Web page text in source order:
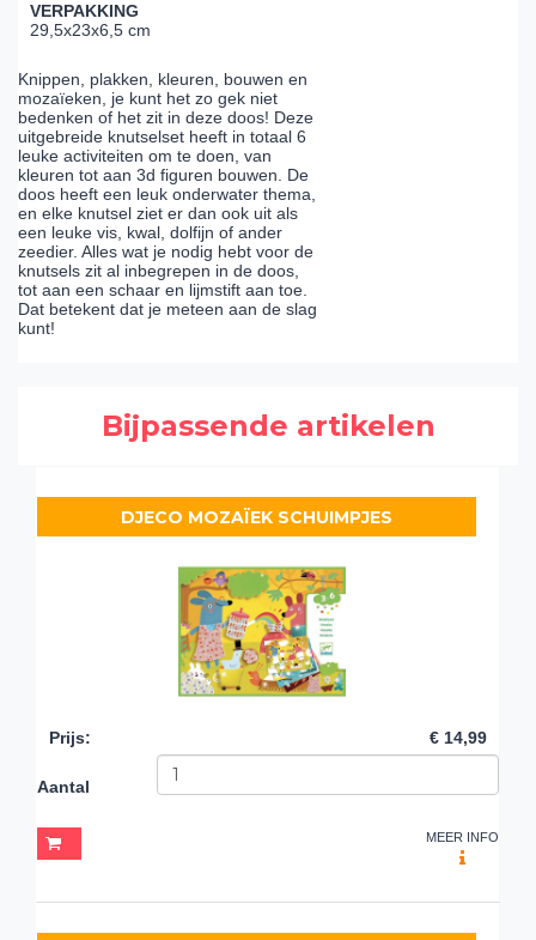
VERPAKKING
29,5x23x6,5 cm
Knippen, plakken, kleuren, bouwen en
mozaïeken, je kunt het zo gek niet
bedenken of het zit in deze doos! Deze
uitgebreide knutselset heeft in totaal 6
leuke activiteiten om te doen, van
kleuren tot aan 3d figuren bouwen. De
doos heeft een leuk onderwater thema,
en elke knutsel ziet er dan ook uit als
een leuke vis, kwal, dolfijn of ander
zeedier. Alles wat je nodig hebt voor de
knutsels zit al inbegrepen in de doos,
tot aan een schaar en lijmstift aan toe.
Dat betekent dat je meteen aan de slag
kunt!
Bijpassende artikelen
DJECO MOZAÏEK SCHUIMPJES
Prijs: € 14,99
Aantal
MEER INFO